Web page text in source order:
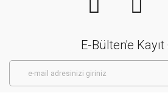
E-Bülten'e Kayıt